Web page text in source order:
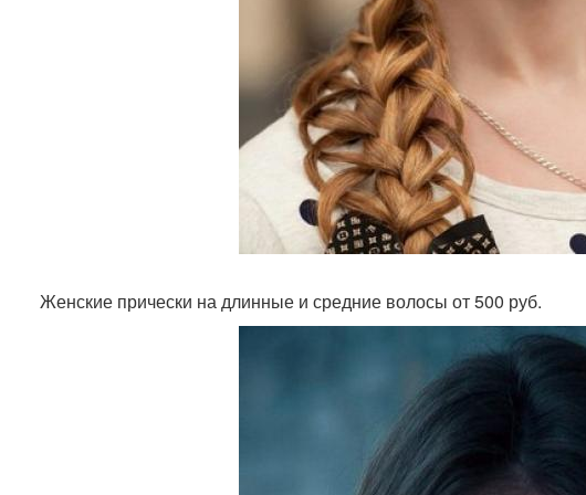
Женские прически на длинные и средние волосы от 500 руб.